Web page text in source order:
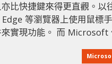
比快捷鍵來得更直觀。以
等瀏覽器上使用鼠標
Microsoft 似乎打算為其